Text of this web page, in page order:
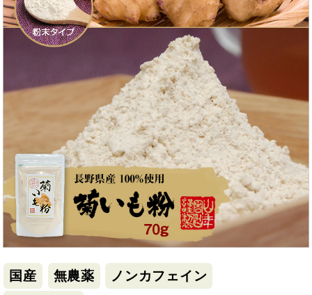
国産 無農薬
ノンカフェイン